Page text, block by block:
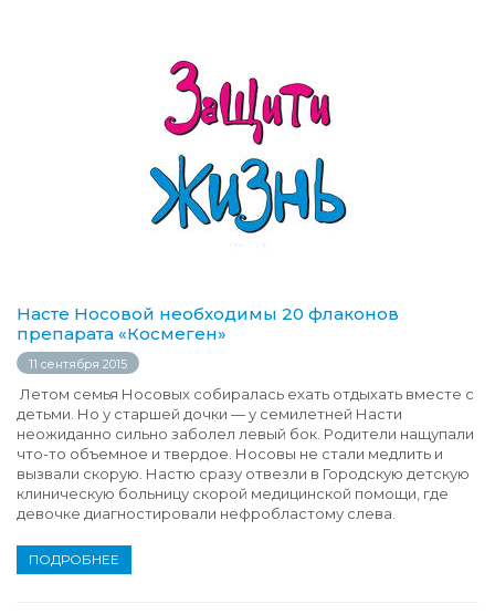
Насте Носовой необходимы 20 флаконов
препарата «Космеген»
11 сентября 2015
Летом семья Носовых собиралась ехать отдыхать вместе с
детьми. Но у старшей дочки — у семилетней Насти
неожиданно сильно заболел левый бок. Родители нащупали
что-то объемное и твердое. Носовы не стали медлить и
вызвали скорую. Настю сразу отвезли в Городскую детскую
клиническую больницу скорой медицинской помощи, где
девочке диагностировали нефробластому слева.
ПОДРОБНЕЕ